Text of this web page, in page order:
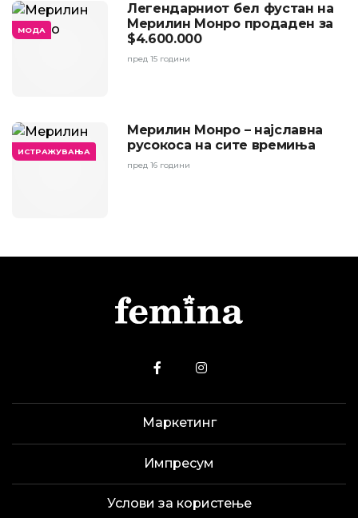
МОДА
Легендарниот бел фустан на
Мерилин Монро продаден за
$4.600.000
пред 15 години
ИСТРАЖУВАЊА
Мерилин Монро – најславна
русокоса на сите времиња
пред 16 години
Маркетинг
Импресум
Услови за користење